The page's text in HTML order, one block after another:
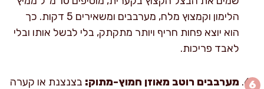
הלימון וקמצוץ מלח, מערבבים ומשאירים 5 דקות. כך
הוא יוצא פחות חריף ויותר מתקתק, בלי לבשל אותו ובלי
לאבד פריכות.
מערבבים רוטב מאוזן חמוץ-מתוק: בצנצנת או קערה